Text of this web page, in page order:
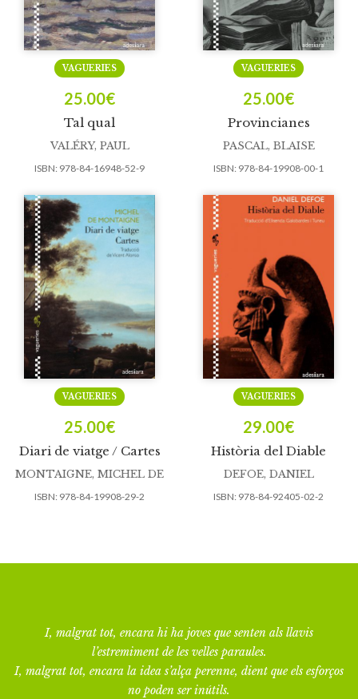
Tal qual
VAGUERIES
25.00€
VALÉRY, PAUL
ISBN: 978-84-16948-52-9
Provincianes
VAGUERIES
25.00€
PASCAL, BLAISE
ISBN: 978-84-19908-00-1
Diari de viatge / Cartes
VAGUERIES
25.00€
MONTAIGNE, MICHEL DE
ISBN: 978-84-19908-29-2
Història del Diable
VAGUERIES
29.00€
DEFOE, DANIEL
ISBN: 978-84-92405-02-2
I, malgrat tot, encara hi ha joves que senten als llavis
l’estremiment de les velles paraules.
I, malgrat tot, encara la idea s’alça perenne, dient que els esforços
no poden ser inútils.